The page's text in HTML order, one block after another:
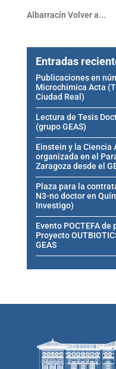
Albarracín Volver a...
Entradas
Publicaciones en
Microchimica Acta
Ciudad Real)
Lectura de Tesis
(grupo GEAS)
Einstein y la Ciencia
organizada en el
Zaragoza desde el
Plaza para la
N3-no doctor en
Investigo)
Evento POCTEFA
Proyecto
GEAS